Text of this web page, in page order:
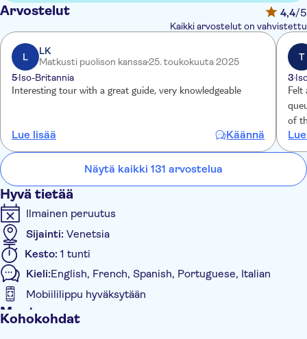
Arvostelut 4,4/5
Kaikki arvostelut on vahvistettu
L
LK
Matkusti puolison kanssa25. toukokuuta 2025
5Iso-Britannia
Interesting tour with a great guide, very knowledgeable
Lue lisää Käännä
T
3
Felt
of
with
Näytä kaikki 131 arvostelua
Hyvä tietää
Ilmainen peruutus
Sijainti: Venetsia
Kesto: 1 tunti
Kieli:English, French, Spanish, Portuguese, Italian
Mobiililippu hyväksytään
Muuta
Kohokohdat